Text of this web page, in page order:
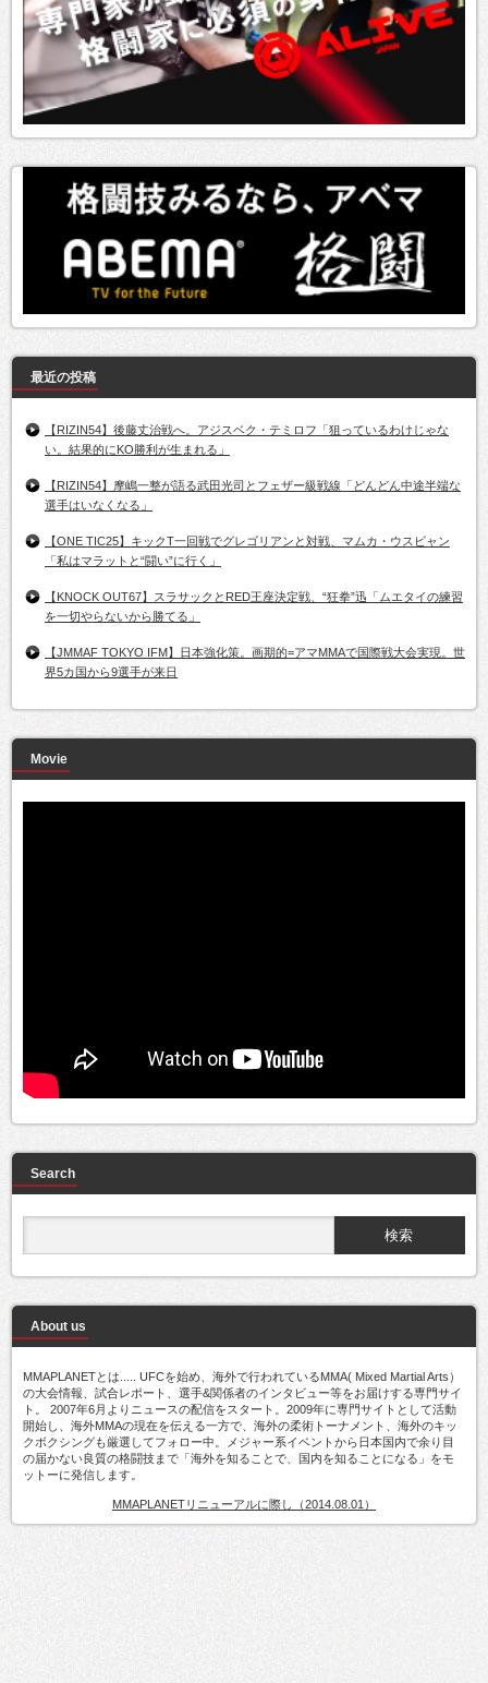
最近の投稿
【RIZIN54】後藤丈治戦へ。アジスベク・テミロフ「狙っているわけじゃな
い。結果的にKO勝利が生まれる」
【RIZIN54】摩嶋一整が語る武田光司とフェザー級戦線「どんどん中途半端な
選手はいなくなる」
【ONE TIC25】キックT一回戦でグレゴリアンと対戦、マムカ・ウスビャン
「私はマラットと“闘い”に行く」
【KNOCK OUT67】スラサックとRED王座決定戦、“狂拳”迅「ムエタイの練習
を一切やらないから勝てる」
【JMMAF TOKYO IFM】日本強化策。画期的=アマMMAで国際戦大会実現。世
界5カ国から9選手が来日
Movie
Search
About us
MMAPLANETとは..... UFCを始め、海外で行われているMMA( Mixed Martial Arts）
の大会情報、試合レポート、選手&関係者のインタビュー等をお届けする専門サイ
ト。 2007年6月よりニュースの配信をスタート。2009年に専門サイトとして活動
開始し、海外MMAの現在を伝える一方で、海外の柔術トーナメント、海外のキッ
クボクシングも厳選してフォロー中。メジャー系イベントから日本国内で余り目
の届かない良質の格闘技まで「海外を知ることで、国内を知ることになる」をモ
ットーに発信します。
MMAPLANETリニューアルに際し（2014.08.01）